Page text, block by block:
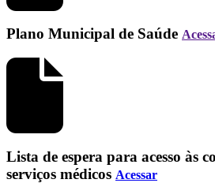
Plano Municipal de Saúde
Lista de espera para acesso às
serviços médicos Acessar